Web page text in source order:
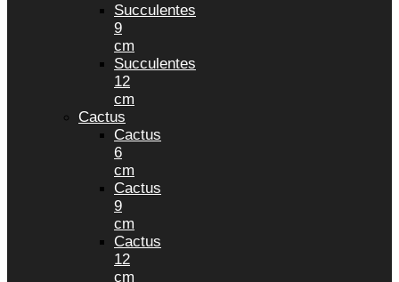
Succulentes
9
cm
Succulentes
12
cm
Cactus
Cactus
6
cm
Cactus
9
cm
Cactus
12
cm